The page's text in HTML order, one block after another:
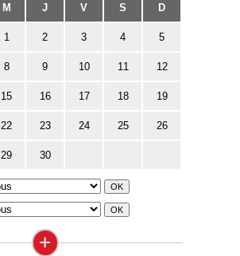
M J V S D
1 2 3 4 5
8 9 10 11 12
15 16 17 18 19
22 23 24 25 26
29 30
+